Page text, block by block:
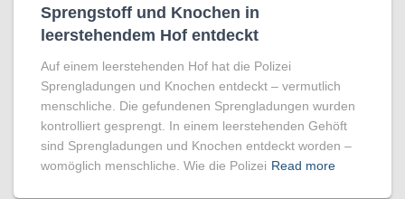
Sprengstoff und Knochen in
leerstehendem Hof entdeckt
Auf einem leerstehenden Hof hat die Polizei
Sprengladungen und Knochen entdeckt – vermutlich
menschliche. Die gefundenen Sprengladungen wurden
kontrolliert gesprengt. In einem leerstehenden Gehöft
sind Sprengladungen und Knochen entdeckt worden –
womöglich menschliche. Wie die Polizei Read more